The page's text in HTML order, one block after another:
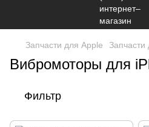
Запчасти для Apple Запчасти
Вибромоторы для
Фильтр